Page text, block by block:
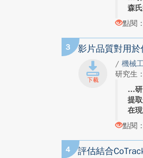
森
點閱
3 影片品質對用
/ 機械
研究生
提
在
點閱
4 評估結合